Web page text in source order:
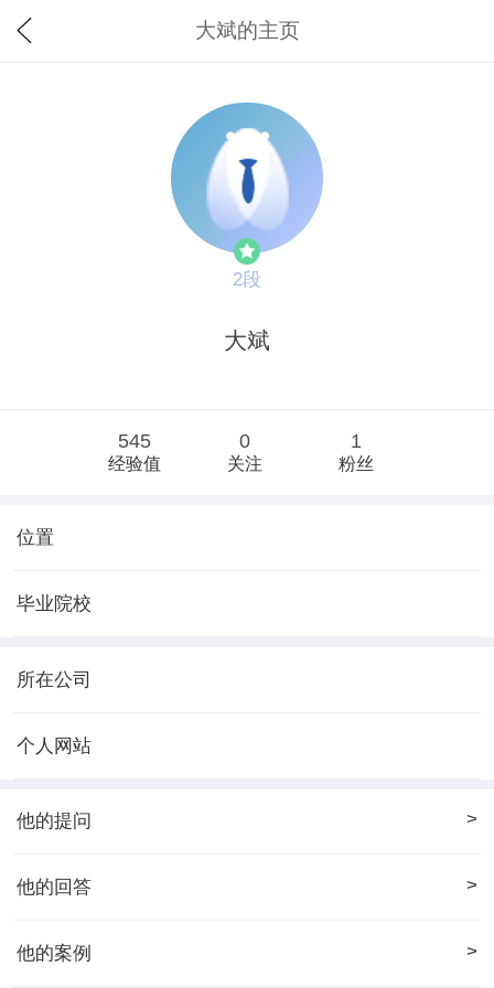
大斌的主页
2段
大斌
545
经验值
0
关注
1
粉丝
位置
毕业院校
所在公司
个人网站
他的提问 >
他的回答 >
他的案例 >